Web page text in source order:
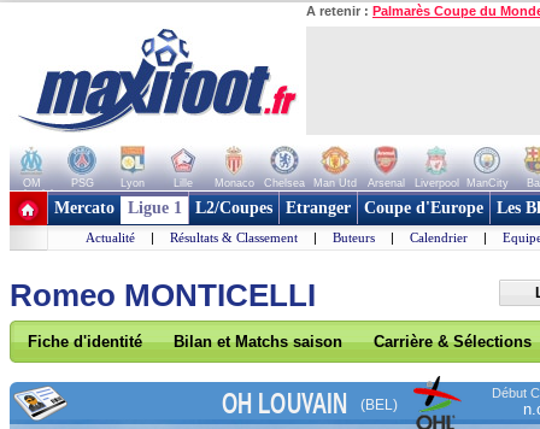
A retenir : Palmarès Coupe du
OM PSG Lyon Lille Monaco Chelsea Man Utd Arsenal Liverpool ManCity
+ de clubs
Mercato Ligue 1 L2/Coupes Etranger Coupe d'Europe Les
Actualité | Résultats & Classement | Buteurs | Calendrier |
Romeo MONTICELLI
Fiche d'identité Bilan et Matchs saison Carrière & Sélections
OH LOUVAIN (BEL)
Début